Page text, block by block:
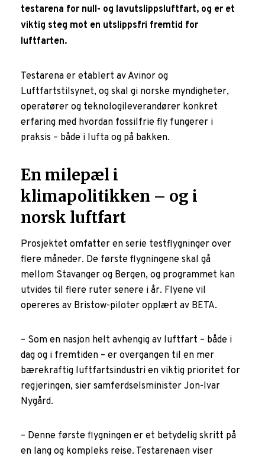
testarena for null- og lavutslippsluftfart, og er et
viktig steg mot en utslippsfri fremtid for
luftfarten.
Testarena er etablert av Avinor og
Luftfartstilsynet, og skal gi norske myndigheter,
operatører og teknologileverandører konkret
erfaring med hvordan fossilfrie fly fungerer i
praksis – både i lufta og på bakken.
En milepæl i
klimapolitikken – og i
norsk luftfart
Prosjektet omfatter en serie testflygninger over
flere måneder. De første flygningene skal gå
mellom Stavanger og Bergen, og programmet kan
utvides til flere ruter senere i år. Flyene vil
opereres av Bristow-piloter opplært av BETA.
– Som en nasjon helt avhengig av luftfart – både i
dag og i fremtiden – er overgangen til en mer
bærekraftig luftfartsindustri en viktig prioritet for
regjeringen, sier samferdselsminister Jon-Ivar
Nygård.
– Denne første flygningen er et betydelig skritt på
en lang og kompleks reise. Testarenaen viser